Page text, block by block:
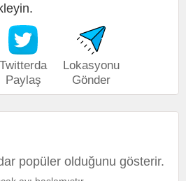
Twitterda
Paylaş
Lokasyonu
Gönder
popüler olduğunu gösterir.